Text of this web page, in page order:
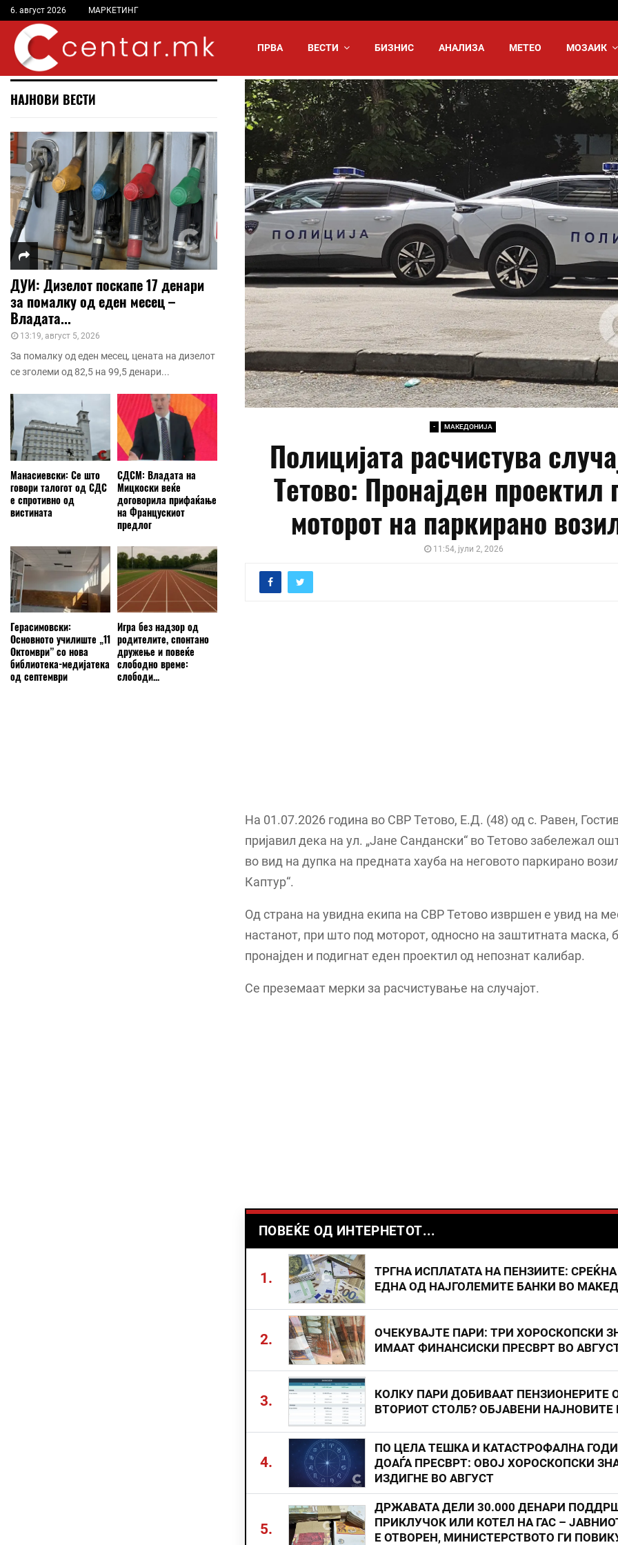
6. август 2026 МАРКЕТИНГ
ПРВА ВЕСТИ БИЗНИС АНАЛИЗА МЕТЕО МОЗАИК
- МАКЕДОНИЈА
Полицијата расчистува
Тетово: Пронајден проектил
моторот на паркирано
11:54, јули 2, 2026
На 01.07.2026 година во СВР Тетово, Е.Д. (48) од с. Равен,
пријавил дека на ул. „Јане Сандански“ во Тетово забележал
во вид на дупка на предната хауба на неговото паркирано
Каптур“.
Од страна на увидна екипа на СВР Тетово извршен е увид на
настанот, при што под моторот, односно на заштитната маска,
пронајден и подигнат еден проектил од непознат калибар.
Се преземаат мерки за расчистување на случајот.
ПОВЕЌЕ ОД ИНТЕРНЕТОТ...
1.
ТРГНА ИСПЛАТАТА НА ПЕНЗИИТЕ:
ЕДНА ОД НАЈГОЛЕМИТЕ БАНКИ ВО
2.
ОЧЕКУВАЈТЕ ПАРИ: ТРИ ХОРОСКОПСКИ
ИМААТ ФИНАНСИСКИ ПРЕСВРТ ВО
3.
КОЛКУ ПАРИ ДОБИВААТ ПЕНЗИОНЕРИТЕ
ВТОРИОТ СТОЛБ? ОБЈАВЕНИ НАЈНОВИТЕ
4.
ПО ЦЕЛА ТЕШКА И КАТАСТРОФАЛНА
ДОАЃА ПРЕСВРТ: ОВОЈ ХОРОСКОПСКИ
ИЗДИГНЕ ВО АВГУСТ
5.
ДРЖАВАТА ДЕЛИ 30.000 ДЕНАРИ
ПРИКЛУЧОК ИЛИ КОТЕЛ НА ГАС –
Е ОТВОРЕН, МИНИСТЕРСТВОТО ГИ
НАЈНОВИ ВЕСТИ
ДУИ: Дизелот поскапе 17 денари
за помалку од еден месец –
Владата...
13:19, август 5, 2026
За помалку од еден месец, цената на дизелот
се зголеми од 82,5 на 99,5 денари...
Манасиевски: Се што
говори талогот од СДС
е спротивно од
вистината
СДСМ: Владата на
Мицкоски веќе
договорила прифаќање
на Францускиот
предлог
Герасимовски:
Основното училиште „11
Октомври” со нова
библиотека-медијатека
од септември
Игра без надзор од
родителите, спонтано
дружење и повеќе
слободно време:
слободи...